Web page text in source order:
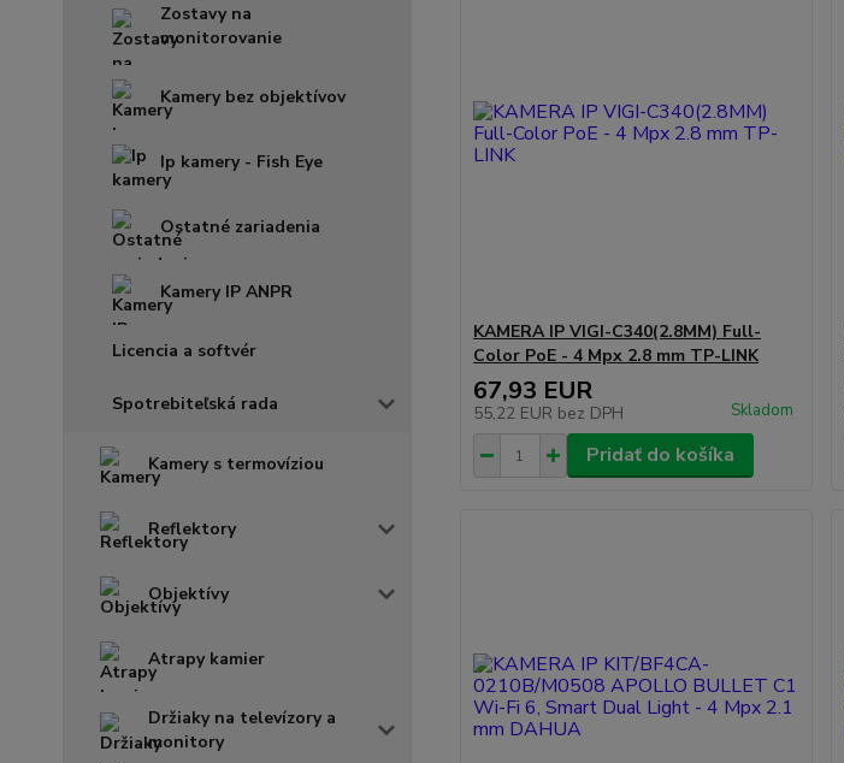
Zostavy na
monitorovanie
Kamery bez objektívov
Ip kamery - Fish Eye
Ostatné zariadenia
Kamery IP ANPR
Licencia a softvér
Spotrebiteľská rada
Kamery s termovíziou
Reflektory
Objektívy
Atrapy kamier
Držiaky na televízory a
monitory
KAMERA IP VIGI-C340(2.8MM) Full-
Color PoE - 4 Mpx 2.8 mm TP-LINK
67,93 EUR
55,22 EUR bez DPH Skladom
Pridať do košíka